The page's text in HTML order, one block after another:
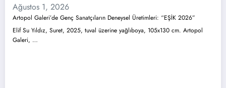
Ağustos 1, 2026
Artopol Galeri’de Genç Sanatçıların Deneysel Üretimleri: “EŞİK 2026”
Elif Su Yıldız, Suret, 2025, tuval üzerine yağlıboya, 105x130 cm. Artopol
Galeri, …